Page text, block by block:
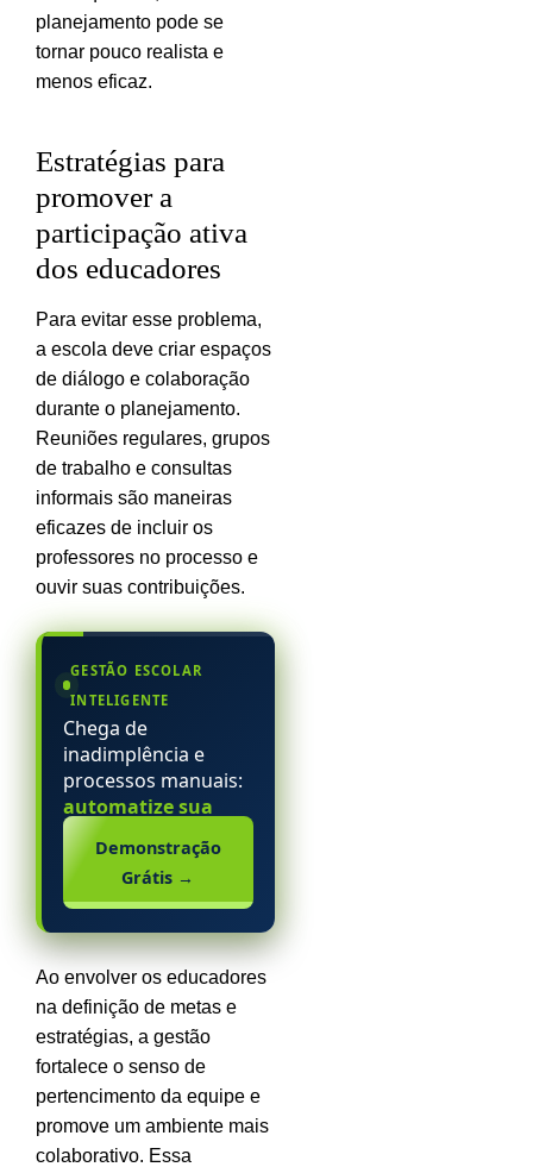
planejamento pode se
tornar pouco realista e
menos eficaz.
Estratégias para
promover a
participação ativa
dos educadores
Para evitar esse problema,
a escola deve criar espaços
de diálogo e colaboração
durante o planejamento.
Reuniões regulares, grupos
de trabalho e consultas
informais são maneiras
eficazes de incluir os
professores no processo e
ouvir suas contribuições.
GESTÃO ESCOLAR
INTELIGENTE
Chega de
inadimplência e
processos manuais:
automatize sua
escola particular.
Demonstração
Grátis →
Ao envolver os educadores
na definição de metas e
estratégias, a gestão
fortalece o senso de
pertencimento da equipe e
promove um ambiente mais
colaborativo. Essa